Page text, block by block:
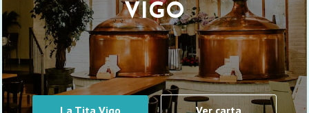
VIGO
La Tita Vigo Ver carta